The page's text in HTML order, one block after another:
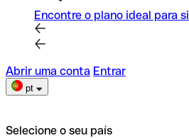
Encontre o plano ideal para si
Abrir uma conta Entrar
pt
Selecione o seu país